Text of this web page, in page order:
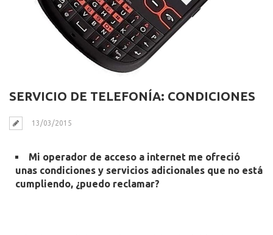
SERVICIO DE TELEFONÍA: CONDICIONES
13/03/2015
Mi operador de acceso a internet me ofreció
unas condiciones y servicios adicionales que no está
cumpliendo, ¿puedo reclamar?